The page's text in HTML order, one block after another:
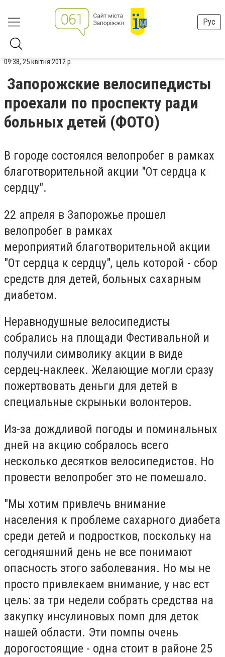
Рус
09:38, 25 квітня 2012 р.
Запорожские велосипедисты
проехали по проспекту ради
больных детей (ФОТО)
В городе состоялся велопробег в рамках
благотворительной акции "От сердца к
сердцу".
22 апреля в Запорожье прошел
велопробег в рамках
мероприятий благотворительной акции
"От сердца к сердцу", цель которой - сбор
средств для детей, больных сахарным
диабетом.
Неравнодушные велосипедисты
собрались на площади Фестивальной и
получили символику акции в виде
сердец-наклеек. Желающие могли сразу
пожертвовать деньги для детей в
специальные скрыньки волонтеров.
Из-за дождливой погоды и поминальных
дней на акцию собралось всего
несколько десятков велосипедистов. Но
провести велопробег это не помешало.
"Мы хотим привлечь внимание
населения к проблеме сахарного диабета
среди детей и подростков, поскольку на
сегодняшний день не все понимают
опасность этого заболевания. Но мы не
просто привлекаем внимание, у нас ест
цель: за три недели собрать средства на
закупку инсулиновых помп для деток
нашей области. Эти помпы очень
дорогостоящие - одна стоит в районе 25